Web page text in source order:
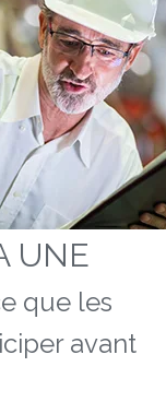
UNE
que les
avant